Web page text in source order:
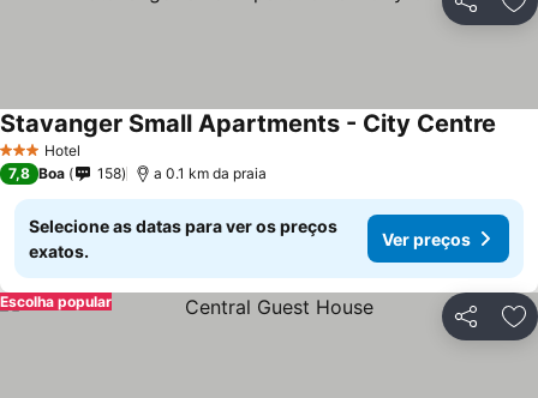
Partilhar
3 EstrelasHotel
Stavanger Small Apartments - City Centre
7,8 Boa 158 a 0.1 km da praia
Selecione as datas para ver os preços
exatos.
Ver preços
Partilhar
Escolha popular